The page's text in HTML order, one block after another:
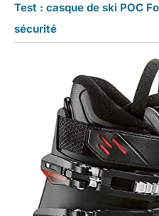
Test : casque de ski POC
sécurité